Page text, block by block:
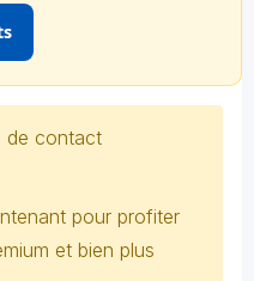
de contact
pour profiter
et bien plus